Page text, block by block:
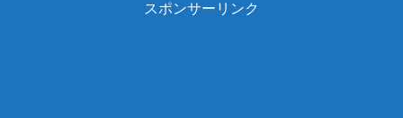
スポンサーリンク